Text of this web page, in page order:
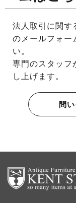
法人取引に関す
のメールフォー
い。
専門のスタッフ
し上げます。
問